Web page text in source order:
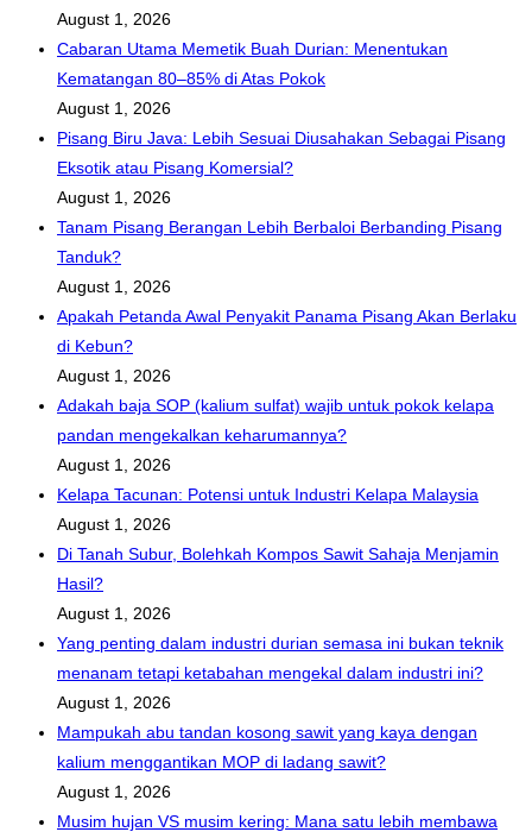
August 1, 2026
Cabaran Utama Memetik Buah Durian: Menentukan
Kematangan 80–85% di Atas Pokok
August 1, 2026
Pisang Biru Java: Lebih Sesuai Diusahakan Sebagai Pisang
Eksotik atau Pisang Komersial?
August 1, 2026
Tanam Pisang Berangan Lebih Berbaloi Berbanding Pisang
Tanduk?
August 1, 2026
Apakah Petanda Awal Penyakit Panama Pisang Akan Berlaku
di Kebun?
August 1, 2026
Adakah baja SOP (kalium sulfat) wajib untuk pokok kelapa
pandan mengekalkan keharumannya?
August 1, 2026
Kelapa Tacunan: Potensi untuk Industri Kelapa Malaysia
August 1, 2026
Di Tanah Subur, Bolehkah Kompos Sawit Sahaja Menjamin
Hasil?
August 1, 2026
Yang penting dalam industri durian semasa ini bukan teknik
menanam tetapi ketabahan mengekal dalam industri ini?
August 1, 2026
Mampukah abu tandan kosong sawit yang kaya dengan
kalium menggantikan MOP di ladang sawit?
August 1, 2026
Musim hujan VS musim kering: Mana satu lebih membawa